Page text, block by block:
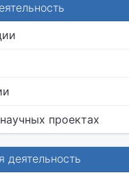
проектах
деятельность